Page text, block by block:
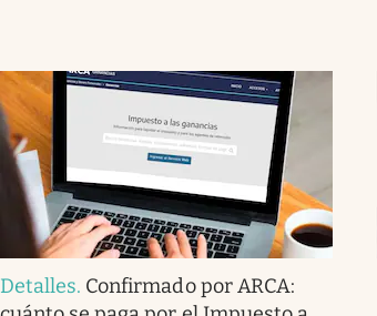
Detalles. Confirmado por ARCA: